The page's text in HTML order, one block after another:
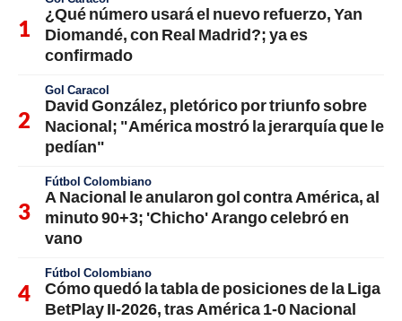
¿Qué número usará el nuevo refuerzo, Yan
Diomandé, con Real Madrid?; ya es
confirmado
Gol Caracol
David González, pletórico por triunfo sobre
Nacional; "América mostró la jerarquía que le
pedían"
Fútbol Colombiano
A Nacional le anularon gol contra América, al
minuto 90+3; 'Chicho' Arango celebró en
vano
Fútbol Colombiano
Cómo quedó la tabla de posiciones de la Liga
BetPlay II-2026, tras América 1-0 Nacional